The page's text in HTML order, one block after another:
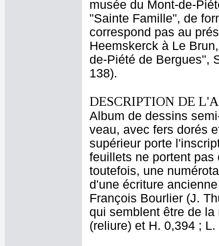
musée du Mont-de-
"Sainte Famille", de
correspond pas au
Heemskerck à Le
de-Piété de Bergues",
138).
DESCRIPTION DE
Album de dessins
veau, avec fers dorés
supérieur porte
feuillets ne portent
toutefois, une
d'une écriture
François Bourlier (J.
qui semblent être de
(reliure) et H. 0,394 ;